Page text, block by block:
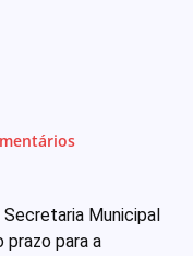
Municipal
prazo para a